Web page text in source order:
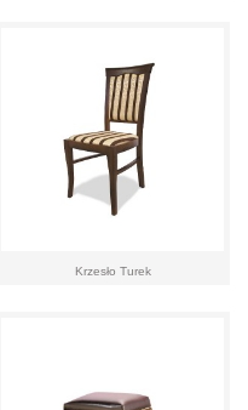
Krzesło Turek